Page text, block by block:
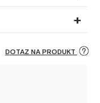
DOTAZ NA PRODUKT